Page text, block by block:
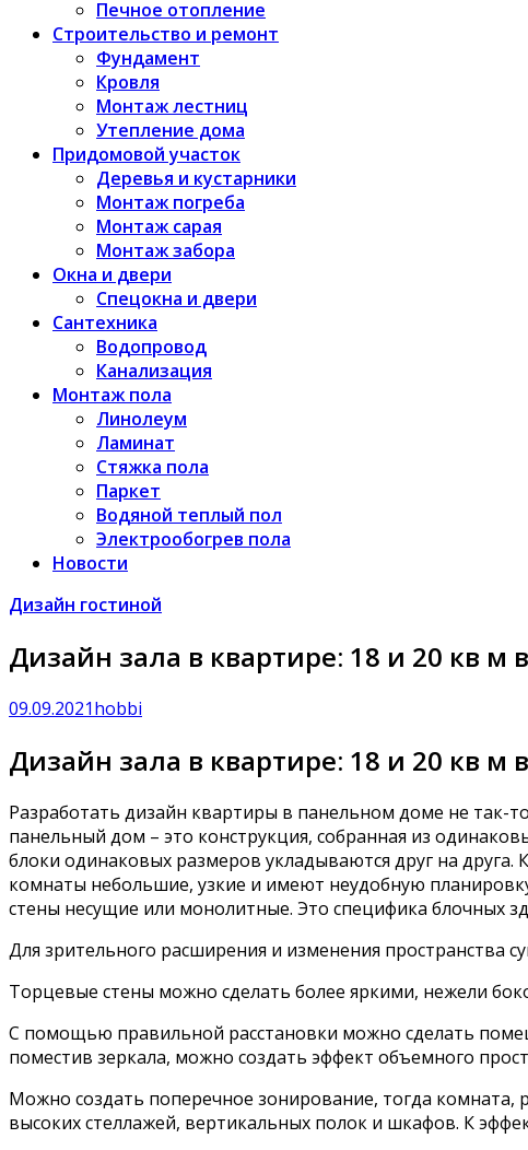
Печное отопление
Строительство и ремонт
Фундамент
Кровля
Монтаж лестниц
Утепление дома
Придомовой участок
Деревья и кустарники
Монтаж погреба
Монтаж сарая
Монтаж забора
Окна и двери
Спецокна и двери
Сантехника
Водопровод
Канализация
Монтаж пола
Линолеум
Ламинат
Стяжка пола
Паркет
Водяной теплый пол
Электрообогрев пола
Новости
Дизайн гостиной
Дизайн зала в квартире: 18 и 20 кв м
09.09.2021hobbi
Дизайн зала в квартире: 18 и 20 кв м
Разработать дизайн квартиры в панельном доме не так-
панельный дом – это конструкция, собранная из
блоки одинаковых размеров укладываются друг на
комнаты небольшие, узкие и имеют неудобную
стены несущие или монолитные. Это специфика блочных
Для зрительного расширения и изменения пространства
Торцевые стены можно сделать более яркими, нежели
С помощью правильной расстановки можно сделать
поместив зеркала, можно создать эффект объемного
Можно создать поперечное зонирование, тогда комната,
высоких стеллажей, вертикальных полок и шкафов. К